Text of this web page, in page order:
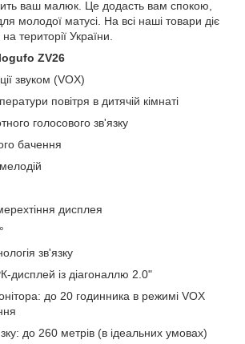
ваш малюк. Це додасть вам спокою,
молодої матусі. На всі наші товари діє
території України.
ZV26
звуком (VOX)
повітря в дитячій кімнаті
голосового зв'язку
бачення
дисплея
зв'язку
дисплей із діагоналлю 2.0"
до 20 годинника в режимі VOX
до 260 метрів (в ідеальних умовах)